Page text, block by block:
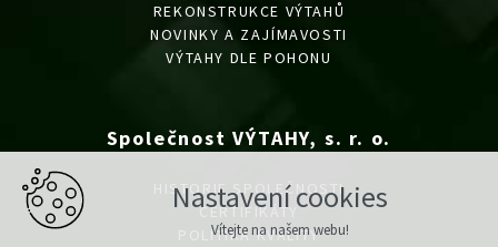
REKONSTRUKCE VÝTAHŮ
NOVINKY A ZAJÍMAVOSTI
VÝTAHY DLE POHONU
Společnost VÝTAHY, s. r. o.
HISTORIE SPOLEČNOSTI
CERTIFIKÁTY
POLITIKA KVALITY
Nastavení cookies
Vítejte na našem webu!